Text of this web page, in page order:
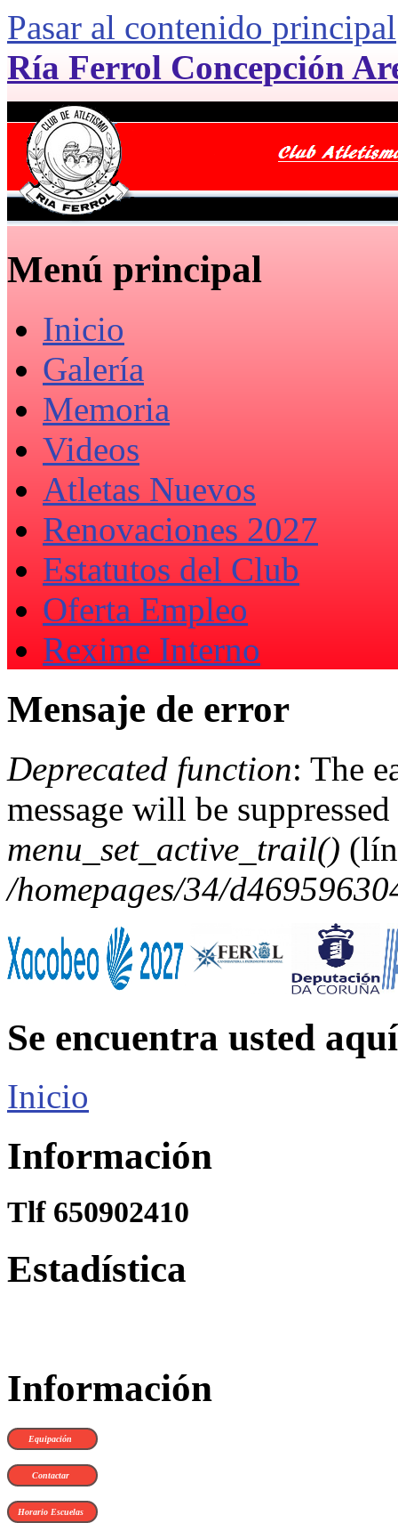
Pasar al contenido principal
Ría Ferrol Concepción
Menú principal
Inicio
Galería
Memoria
Videos
Atletas Nuevos
Renovaciones 2027
Estatutos del Club
Oferta Empleo
Rexime Interno
Mensaje de error
Deprecated function: The
message will be
menu_set_active_trail()
/homepages/34/
Se encuentra usted aquí
Inicio
Información
Tlf 650902410
Estadística
Información
Equipación
Contactar
Horario Escuelas